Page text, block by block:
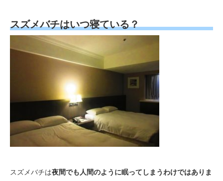
スズメバチはいつ寝ている？
スズメバチは夜間でも人間のように眠ってしまうわけではありま